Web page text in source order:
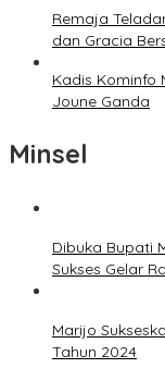
Remaja
dan Gracia
Kadis Kominfo
Joune Ganda
Minsel
Dibuka Bupati
Sukses Gelar
Marijo
Tahun 2024